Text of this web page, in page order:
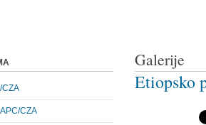
Galerije
Etiopsko
CZA
CZA